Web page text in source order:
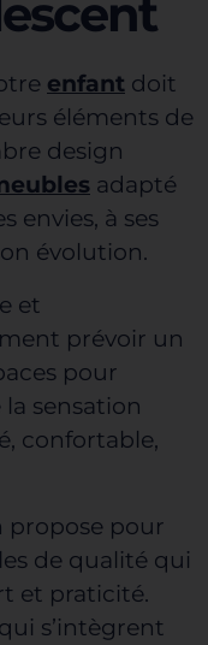
enfant doit
éléments de
design
adapté
envies, à ses
évolution.
et
prévoir un
pour
sensation
confortable,
propose pour
de qualité qui
et praticité.
s’intègrent